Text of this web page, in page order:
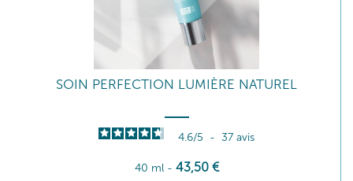
SOIN PERFECTION LUMIÈRE NATUREL
4.6/5 - 37 avis
40 ml - 43,50 €